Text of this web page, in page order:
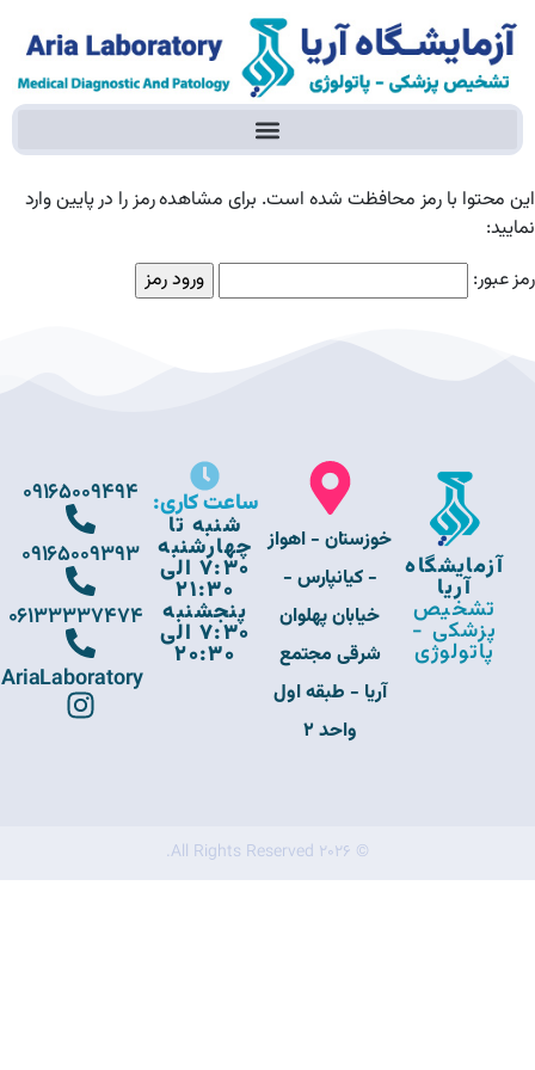
این محتوا با رمز محافظت شده است. برای مشاهده رمز را در پایین وارد
نمایید:
رمز عبور:
آزمایشگاه
آریا
تشخیص
پزشکی -
پاتولوژی
خوزستان - اهواز
- کیانپارس -
خیابان پهلوان
شرقی مجتمع
آریا - طبقه اول
واحد 2
ساعت کاری:
شنبه تا
چهارشنبه
7:30 الی
21:30
پنجشنبه
7:30 الی
20:30
09165009494
09165009393
06133337474
AriaLaboratory
© 2026 All Rights Reserved.